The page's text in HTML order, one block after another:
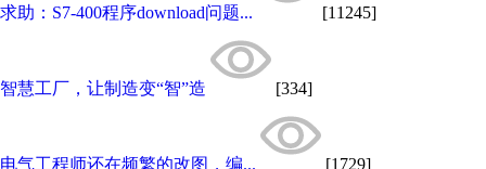
求助：S7-400程序download问题... [11245]
智慧工厂，让制造变“智”造 [334]
电气工程师还在频繁的改图，编... [1729]